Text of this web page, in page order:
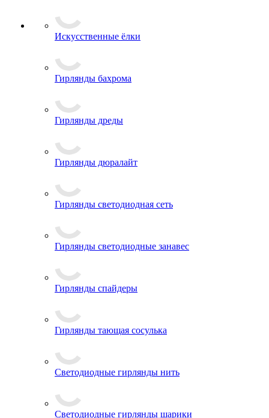
Искусственные ёлки
Гирлянды бахрома
Гирлянды дреды
Гирлянды дюралайт
Гирлянды светодиодная сеть
Гирлянды светодиодные занавес
Гирлянды спайдеры
Гирлянды тающая сосулька
Светодиодные гирлянды нить
Светодиодные гирлянды шарики